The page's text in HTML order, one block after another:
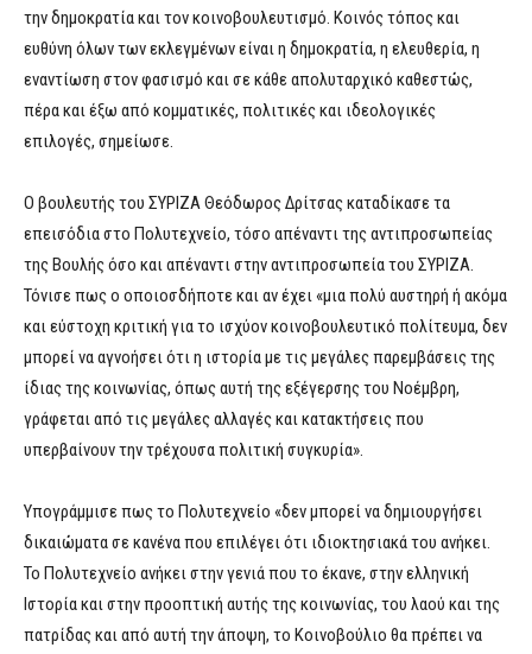
την δημοκρατία και τον κοινοβουλευτισμό. Κοινός τόπος και
ευθύνη όλων των εκλεγμένων είναι η δημοκρατία, η ελευθερία, η
εναντίωση στον φασισμό και σε κάθε απολυταρχικό καθεστώς,
πέρα και έξω από κομματικές, πολιτικές και ιδεολογικές
επιλογές, σημείωσε.
Ο βουλευτής του ΣΥΡΙΖΑ Θεόδωρος Δρίτσας καταδίκασε τα
επεισόδια στο Πολυτεχνείο, τόσο απέναντι της αντιπροσωπείας
της Βουλής όσο και απέναντι στην αντιπροσωπεία του ΣΥΡΙΖΑ.
Τόνισε πως ο οποιοσδήποτε και αν έχει «μια πολύ αυστηρή ή ακόμα
και εύστοχη κριτική για το ισχύον κοινοβουλευτικό πολίτευμα, δεν
μπορεί να αγνοήσει ότι η ιστορία με τις μεγάλες παρεμβάσεις της
ίδιας της κοινωνίας, όπως αυτή της εξέγερσης του Νοέμβρη,
γράφεται από τις μεγάλες αλλαγές και κατακτήσεις που
υπερβαίνουν την τρέχουσα πολιτική συγκυρία».
Υπογράμμισε πως το Πολυτεχνείο «δεν μπορεί να δημιουργήσει
δικαιώματα σε κανένα που επιλέγει ότι ιδιοκτησιακά του ανήκει.
Το Πολυτεχνείο ανήκει στην γενιά που το έκανε, στην ελληνική
Ιστορία και στην προοπτική αυτής της κοινωνίας, του λαού και της
πατρίδας και από αυτή την άποψη, το Κοινοβούλιο θα πρέπει να